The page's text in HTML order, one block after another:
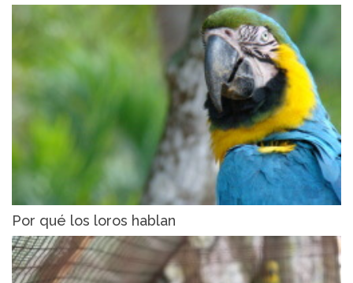
Por qué los loros hablan